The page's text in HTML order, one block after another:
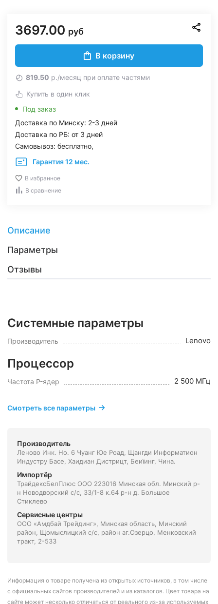
3697.00 руб
В корзину
819.50 р./месяц при оплате частями
Купить в один клик
Под заказ
Доставка по Минску: 2-3 дней
Доставка по РБ: от 3 дней
Самовывоз: бесплатно,
Гарантия 12 мес.
В избранное
В сравнение
Описание
Параметры
Отзывы
Системные параметры
Производитель Lenovo
Процессор
Частота P-ядер 2 500 МГц
Смотреть все параметры
Производитель
Леново Инк. Но. 6 Чуанг Юе Роад, Щангди Информатион
Индустру Басе, Хаидиан Дистрицт, Беиїинг, Чина.
Импортёр
ТрайдексБелПлюс ООО 223016 Минская обл. Минский р-
н Новодворский с/с, 33/1-8 к.64 р-н д. Большое
Стиклево
Сервисные центры
ООО «Амдбай Трейдинг», Минская область, Минский
район, Щомыслицкий с/с, район аг.Озерцо, Менковский
тракт, 2-533
Информация о товаре получена из открытых источников, в том числе
с официальных сайтов производителей и из каталогов. Цвет товара на
сайте может несколько отличаться от реального из-за используемых